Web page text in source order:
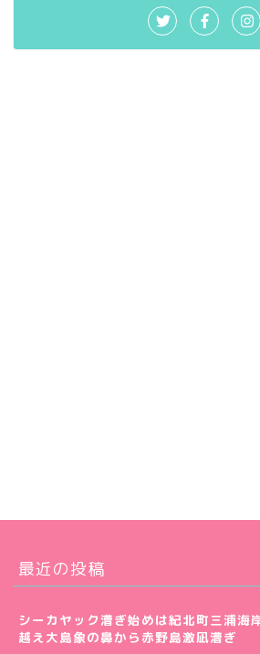
最近の投稿
シーカヤック漕ぎ始めは紀北町三浦海
越え大島象の鼻から赤野島激凪漕ぎ